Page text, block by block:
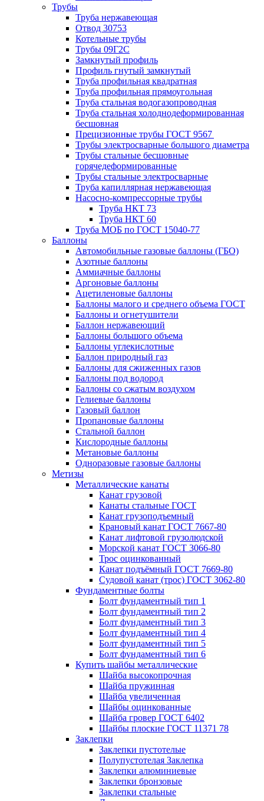
Трубы
Труба нержавеющая
Отвод 30753
Котельные трубы
Трубы 09Г2С
Замкнутый профиль
Профиль гнутый замкнутый
Труба профильная квадратная
Труба профильная прямоугольная
Труба стальная водогазопроводная
Труба стальная холоднодеформированная
бесшовная
Прецизионные трубы ГОСТ 9567
Трубы электросварные большого диаметра
Трубы стальные бесшовные
горячедеформированные
Трубы стальные электросварные
Труба капиллярная нержавеющая
Насосно-компрессорные трубы
Труба НКТ 73
Труба НКТ 60
Труба МОБ по ГОСТ 15040-77
Баллоны
Автомобильные газовые баллоны (ГБО)
Азотные баллоны
Аммиачные баллоны
Аргоновые баллоны
Ацетиленовые баллоны
Баллоны малого и среднего объема ГОСТ
Баллоны и огнетушители
Баллон нержавеющий
Баллоны большого объема
Баллоны углекислотные
Баллон природный газ
Баллоны для сжиженных газов
Баллоны под водород
Баллоны со сжатым воздухом
Гелиевые баллоны
Газовый баллон
Пропановые баллоны
Стальной баллон
Кислородные баллоны
Метановые баллоны
Одноразовые газовые баллоны
Метизы
Металлические канаты
Канат грузовой
Канаты стальные ГОСТ
Канат грузоподъемный
Крановый канат ГОСТ 7667-80
Канат лифтовой грузолюдской
Морской канат ГОСТ 3066-80
Трос оцинкованный
Канат подъёмный ГОСТ 7669-80
Судовой канат (трос) ГОСТ 3062-80
Фундаментные болты
Болт фундаментный тип 1
Болт фундаментный тип 2
Болт фундаментный тип 3
Болт фундаментный тип 4
Болт фундаментный тип 5
Болт фундаментный тип 6
Купить шайбы металлические
Шайба высокопрочная
Шайба пружинная
Шайба увеличенная
Шайбы оцинкованные
Шайба гровер ГОСТ 6402
Шайбы плоские ГОСТ 11371 78
Заклепки
Заклепки пустотелые
Полупустотелая Заклепка
Заклепки алюминиевые
Заклепки бронзовые
Заклепки стальные